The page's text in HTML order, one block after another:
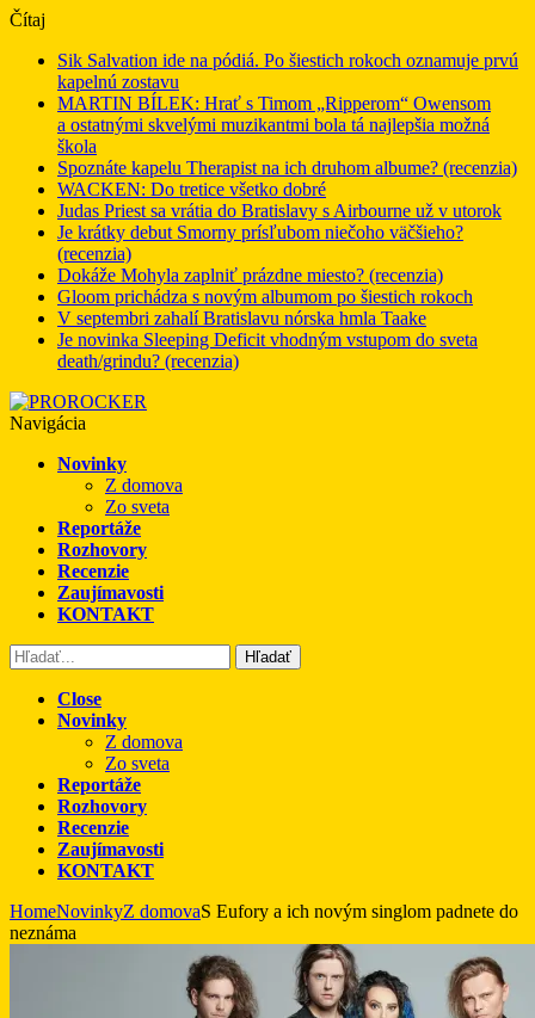
Čítaj
Sik Salvation ide na pódiá. Po šiestich rokoch oznamuje prvú
kapelnú zostavu
MARTIN BÍLEK: Hrať s Timom „Ripperom“ Owensom
a ostatnými skvelými muzikantmi bola tá najlepšia možná
škola
Spoznáte kapelu Therapist na ich druhom albume? (recenzia)
WACKEN: Do tretice všetko dobré
Judas Priest sa vrátia do Bratislavy s Airbourne už v utorok
Je krátky debut Smorny prísľubom niečoho väčšieho?
(recenzia)
Dokáže Mohyla zaplniť prázdne miesto? (recenzia)
Gloom prichádza s novým albumom po šiestich rokoch
V septembri zahalí Bratislavu nórska hmla Taake
Je novinka Sleeping Deficit vhodným vstupom do sveta
death/grindu? (recenzia)
Navigácia
Novinky
Z domova
Zo sveta
Reportáže
Rozhovory
Recenzie
Zaujímavosti
KONTAKT
Hľadať
Close
Novinky
Z domova
Zo sveta
Reportáže
Rozhovory
Recenzie
Zaujímavosti
KONTAKT
HomeNovinkyZ domovaS Eufory a ich novým singlom padnete do
neznáma